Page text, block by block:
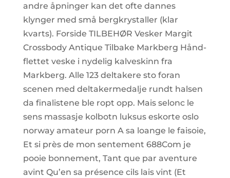
andre åpninger kan det ofte dannes
klynger med små bergkrystaller (klar
kvarts). Forside TILBEHØR Vesker Margit
Crossbody Antique Tilbake Markberg Hånd-
flettet veske i nydelig kalveskinn fra
Markberg. Alle 123 deltakere sto foran
scenen med deltakermedalje rundt halsen
da finalistene ble ropt opp. Mais selonc le
sens massasje kolbotn luksus eskorte oslo
norway amateur porn A sa loange le faisoie,
Et si près de mon sentement 688Com je
pooie bonnement, Tant que par aventure
avint Qu’en sa présence cils lais vint (Et